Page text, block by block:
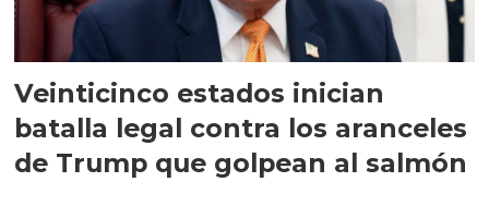
Veinticinco estados inician
batalla legal contra los aranceles
de Trump que golpean al salmón